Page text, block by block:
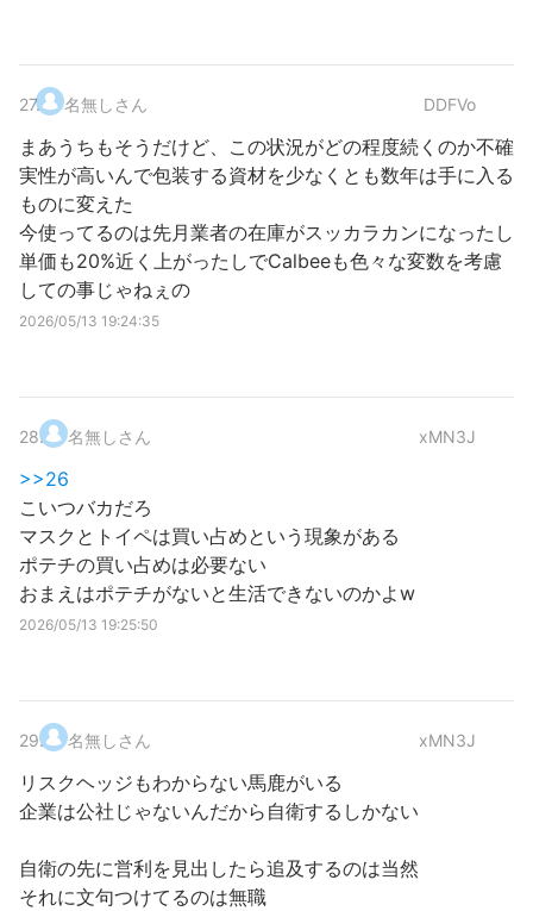
27. 名無しさん DDFVo
まあうちもそうだけど、この状況がどの程度続くのか不確
実性が高いんで包装する資材を少なくとも数年は手に入る
ものに変えた
今使ってるのは先月業者の在庫がスッカラカンになったし
単価も20%近く上がったしでCalbeeも色々な変数を考慮
しての事じゃねぇの
2026/05/13 19:24:35
28. 名無しさん xMN3J
>>26
こいつバカだろ
マスクとトイペは買い占めという現象がある
ポテチの買い占めは必要ない
おまえはポテチがないと生活できないのかよw
2026/05/13 19:25:50
29. 名無しさん xMN3J
リスクヘッジもわからない馬鹿がいる
企業は公社じゃないんだから自衛するしかない
自衛の先に営利を見出したら追及するのは当然
それに文句つけてるのは無職